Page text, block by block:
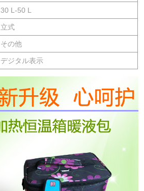
30 L-50 L
立式
その他
デジタル表示